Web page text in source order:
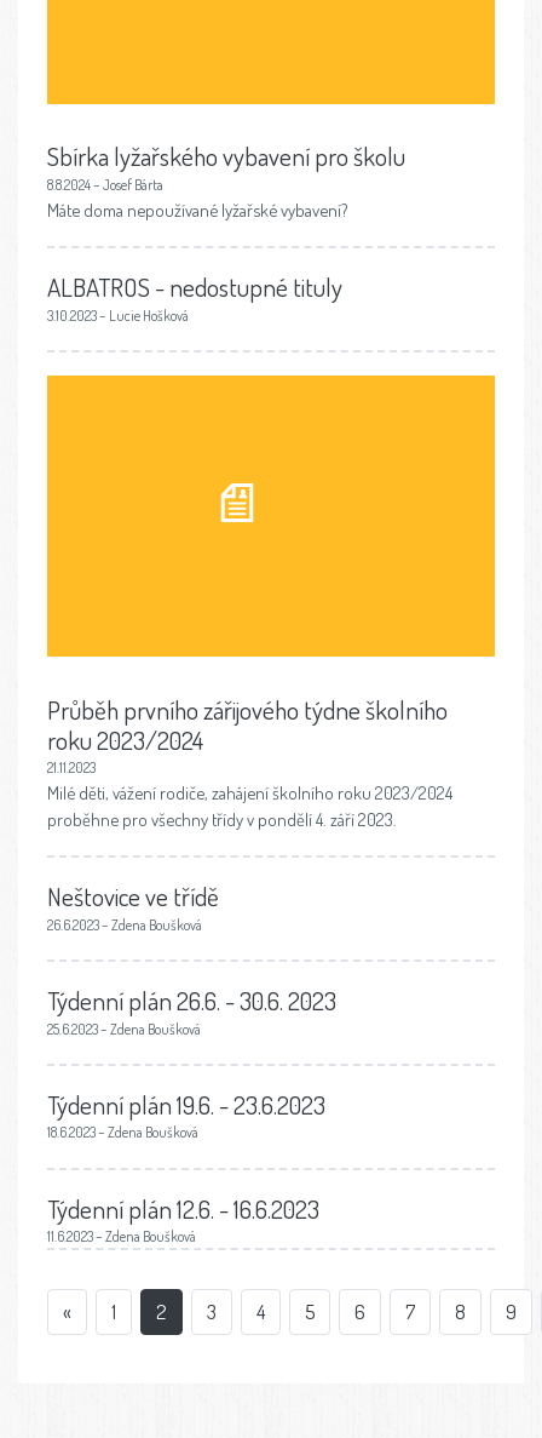
Sbírka lyžařského vybavení pro školu
8.8.2024 – Josef Bárta
Máte doma nepoužívané lyžařské vybavení?
ALBATROS - nedostupné tituly
3.10.2023 – Lucie Hošková
Průběh prvního zářijového týdne školního
roku 2023/2024
21.11.2023
Milé děti, vážení rodiče, zahájení školního roku 2023/2024
proběhne pro všechny třídy v pondělí 4. září 2023.
Neštovice ve třídě
26.6.2023 – Zdena Boušková
Týdenní plán 26.6. - 30.6. 2023
25.6.2023 – Zdena Boušková
Týdenní plán 19.6. - 23.6.2023
18.6.2023 – Zdena Boušková
Týdenní plán 12.6. - 16.6.2023
11.6.2023 – Zdena Boušková
« 1 2 3 4 5 6 7 8 9